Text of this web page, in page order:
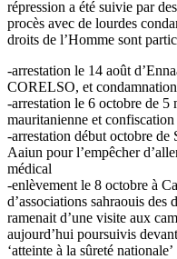
répression a été suivie par
procès avec de lourdes
droits de l’Homme sont
-arrestation le 14 août
CORELSO, et
-arrestation le 6 octobre de 5
mauritanienne et confiscation
-arrestation début octobre de
Aaiun pour l’empêcher
médical
-enlèvement le 8 octobre à
d’associations sahraouis des
ramenait d’une visite aux
aujourd’hui poursuivis
‘atteinte à la sûreté nationale’